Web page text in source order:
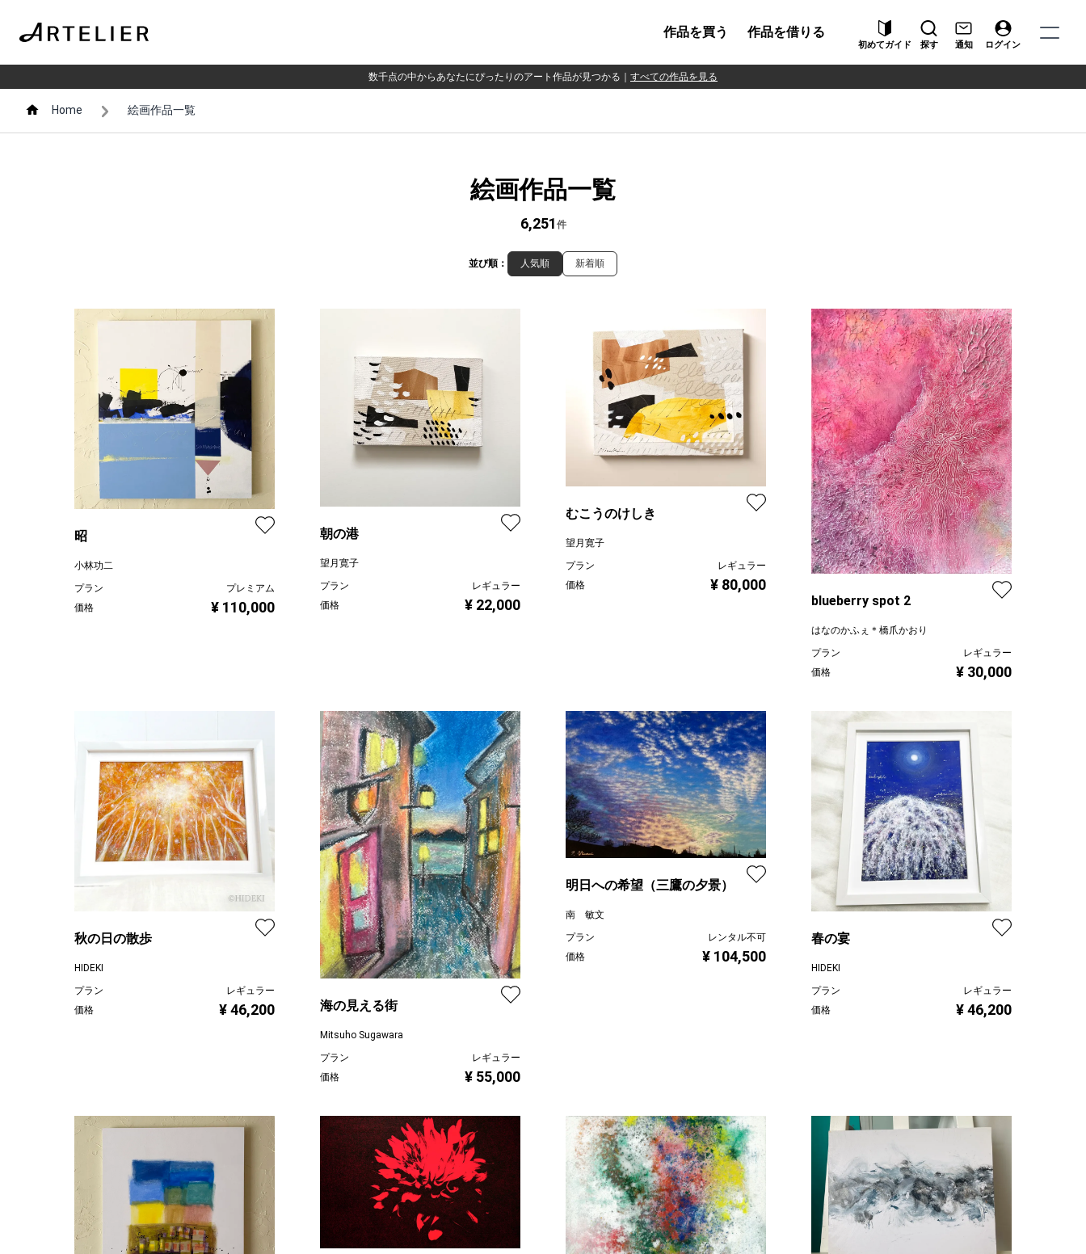
作品を買う 作品を借りる
初めてガイド 探す 通知 ログイン
数千点の中からあなたにぴったりのアート作品が見つかる すべての作品を見る
Home 絵画作品一覧
絵画作品一覧
6,251 件
並び順： 人気順 新着順
昭
小林功二
プラン
プレミアム
価格
¥ 110,000
朝の港
望月寛子
プラン
レギュラー
価格
¥ 22,000
むこうのけしき
望月寛子
プラン
レギュラー
価格
¥ 80,000
blueberry spot 2
はなのかふぇ＊橋爪かおり
プラン
レギュラー
価格
¥ 30,000
秋の日の散歩
HIDEKI
プラン
レギュラー
価格
¥ 46,200 海の見える街
Mitsuho Sugawara
プラン
レギュラー
価格
¥ 55,000
明日への希望（三鷹の夕景）
南 敏文
プラン
レンタル不可
価格
¥ 104,500
春の宴
HIDEKI
プラン
レギュラー
価格
¥ 46,200